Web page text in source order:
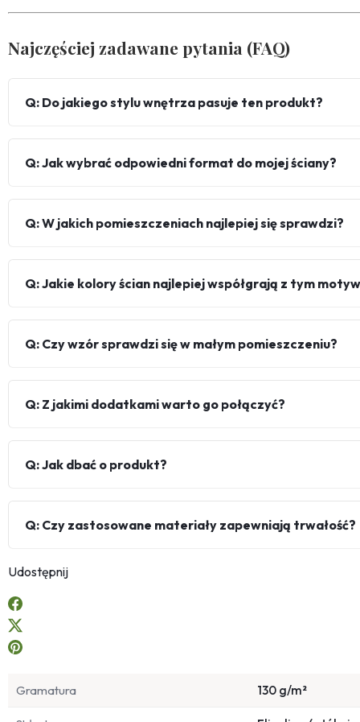
Najczęściej zadawane pytania (FAQ)
Q: Do jakiego stylu wnętrza pasuje ten produkt?
Q: Jak wybrać odpowiedni format do mojej ściany?
Q: W jakich pomieszczeniach najlepiej się sprawdzi?
Q: Jakie kolory ścian najlepiej współgrają z tym
Q: Czy wzór sprawdzi się w małym pomieszczeniu?
Q: Z jakimi dodatkami warto go połączyć?
Q: Jak dbać o produkt?
Q: Czy zastosowane materiały zapewniają trwałość?
Udostępnij
Gramatura 130 g/m²